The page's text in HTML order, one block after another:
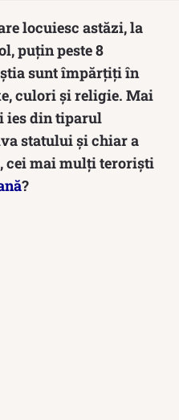
locuiesc astăzi, la
puțin peste 8
sunt împărțiți în
culori și religie. Mai
ies din tiparul
statului și chiar a
cei mai mulți teroriști
?